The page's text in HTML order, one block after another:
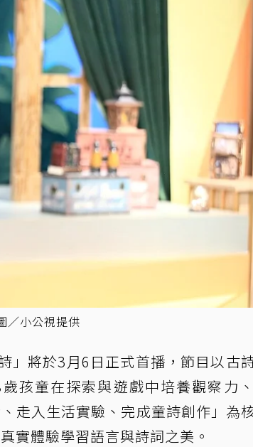
／小公視提供
」將於3月6日正式首播，節目以古
孩童在探索與遊戲中培養觀察力
走入生活實驗、完成童詩創作」為
實體驗學習語言與詩詞之美。